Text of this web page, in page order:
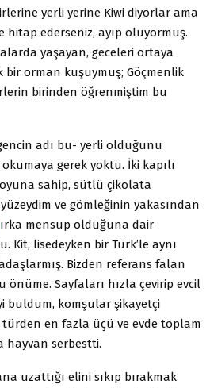
yerli yerine Kiwi diyorlar ama
hitap ederseniz, ayıp oluyormuş.
yaşayan, geceleri ortaya
bir orman kuşuymuş; Göçmenlik
birinden öğrenmiştim bu
adı bu- yerli olduğunu
gerek yoktu. İki kapılı
sahip, sütlü çikolata
ve gömleğinin yakasından
ırka mensup olduğuna dair
Kit, lisedeyken bir Türk’le aynı
Bizden referans falan
Sayfaları hızla çevirip evcil
buldum, komşular şikayetçi
türden en fazla üçü ve evde toplam
hayvan serbestti.
uzattığı elini sıkıp bırakmak